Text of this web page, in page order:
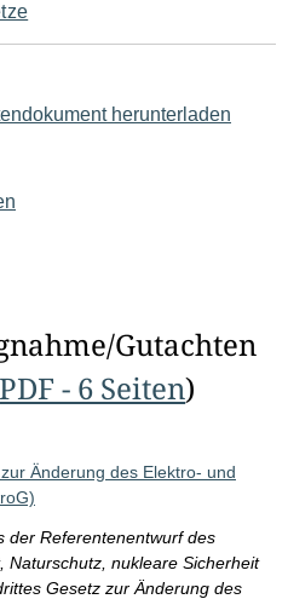
herunterladen
Gutachten
PDF - 6 Seiten)
Änderung des Elektro- und
der Referentenentwurf des
Naturschutz, nukleare Sicherheit
Gesetz zur Änderung des